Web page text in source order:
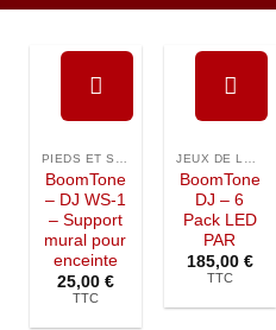
la liste de
souhaits
PIEDS ET SUPPORTS
BoomTone
– DJ WS-1
– Support
mural pour
enceinte
25,00 €
TTC
la liste de
souhaits
JEUX DE LUMIÈRE
BoomTone
DJ – 6
Pack LED
PAR
185,00 €
TTC